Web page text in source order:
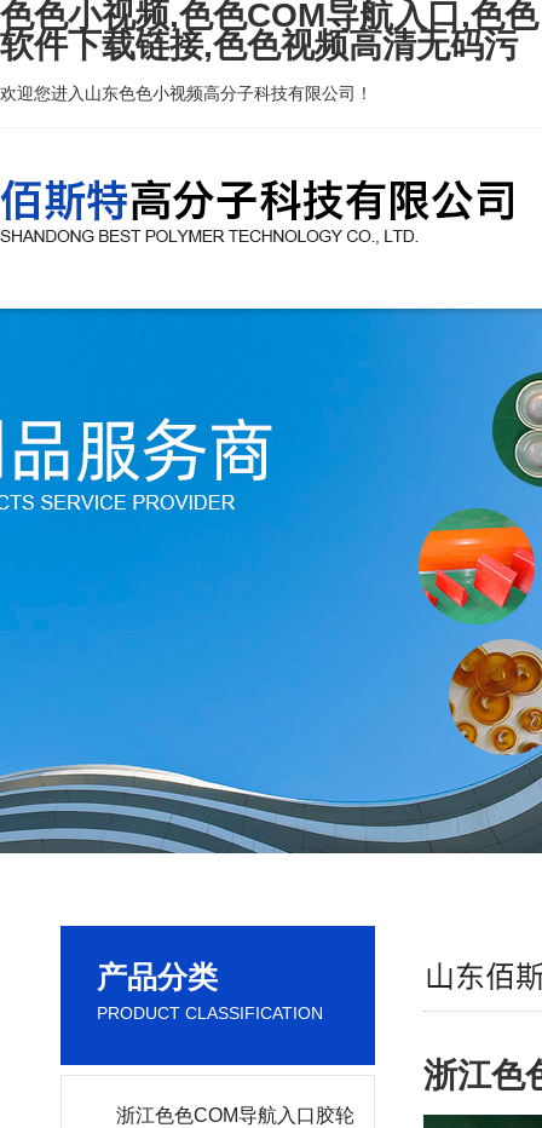
色色小视频,色色COM导航入口,色色
软件下载链接,色色视频高清无码污
欢迎您进入山东色色小视频高分子科技有限公司！
浙江色
产品分类
PRODUCT CLASSIFICATION
浙江色色COM导航入口胶轮